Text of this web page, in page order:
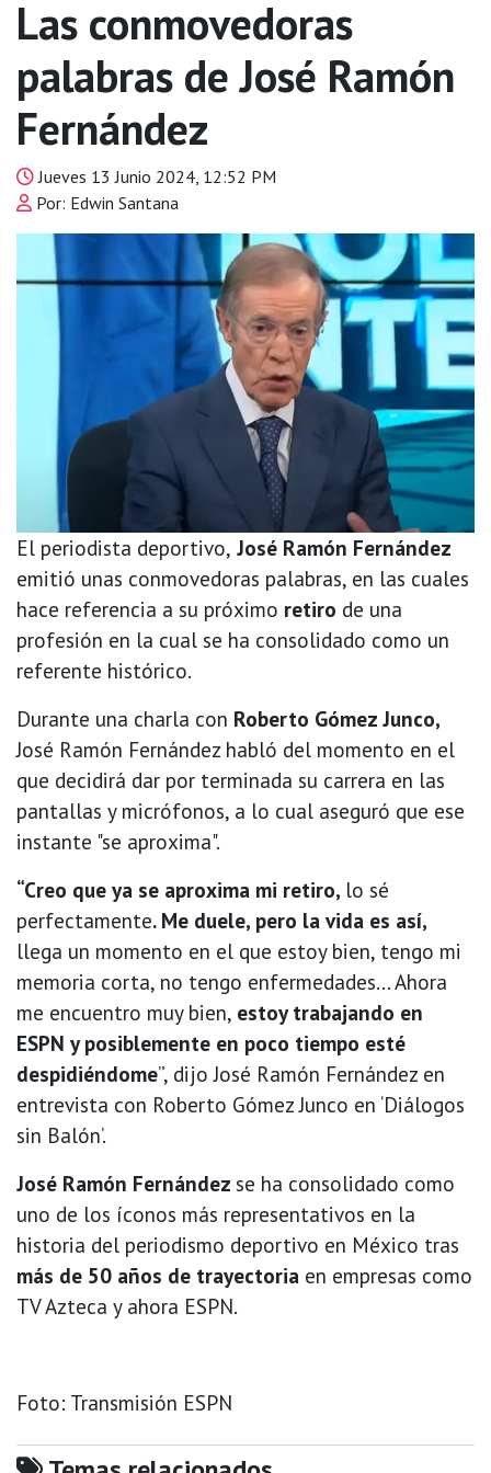
Las conmovedoras
palabras de José Ramón
Fernández
Jueves 13 Junio 2024, 12:52 PM
Por: Edwin Santana
El periodista deportivo, José Ramón Fernández
emitió unas conmovedoras palabras, en las cuales
hace referencia a su próximo retiro de una
profesión en la cual se ha consolidado como un
referente histórico.
Durante una charla con Roberto Gómez Junco,
José Ramón Fernández habló del momento en el
que decidirá dar por terminada su carrera en las
pantallas y micrófonos, a lo cual aseguró que ese
instante "se aproxima".
“Creo que ya se aproxima mi retiro, lo sé
perfectamente. Me duele, pero la vida es así,
llega un momento en el que estoy bien, tengo mi
memoria corta, no tengo enfermedades... Ahora
me encuentro muy bien, estoy trabajando en
ESPN y posiblemente en poco tiempo esté
despidiéndome”, dijo José Ramón Fernández en
entrevista con Roberto Gómez Junco en ‘Diálogos
sin Balón’.
José Ramón Fernández se ha consolidado como
uno de los íconos más representativos en la
historia del periodismo deportivo en México tras
más de 50 años de trayectoria en empresas como
TV Azteca y ahora ESPN.
Foto: Transmisión ESPN